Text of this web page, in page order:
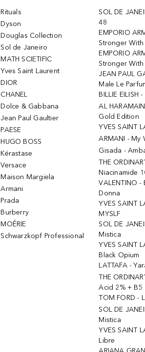
Rituals
Dyson
Douglas Collection
Sol de Janeiro
MATH SCIETIFIC
Yves Saint Laurent
DIOR
CHANEL
Dolce & Gabbana
Jean Paul Gaultier
PAESE
HUGO BOSS
Kérastase
Versace
Maison Margiela
Armani
Prada
Burberry
MOÉRIE
Schwarzkopf Professional
SOL DE
48
EMPORIO
Stronger With
EMPORIO
Stronger
JEAN PAUL
Male Le
BILLIE EILISH
AL
Gold Edition
YVES SAINT
ARMANI - My
Gisada -
THE
Niacinamide
VALENTINO -
Donna
YVES SAINT
MYSLF
SOL DE
Mistica
YVES SAINT
Black Opium
LATTAFA -
THE
Acid 2% + B5
TOM FORD -
SOL DE
Mistica
YVES SAINT
Libre